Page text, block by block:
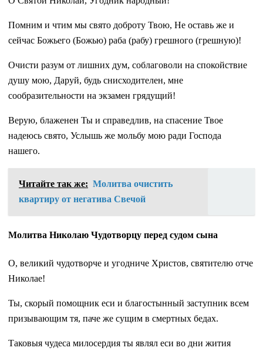
Помним и чтим мы свято доброту Твою, Не оставь же и
сейчас Божьего (Божью) раба (рабу) грешного (грешную)!
Очисти разум от лишних дум, соблаговоли на спокойствие
душу мою, Даруй, будь снисходителен, мне
сообразительности на экзамен грядущий!
Верую, блаженен Ты и справедлив, на спасение Твое
надеюсь свято, Услышь же мольбу мою ради Господа
нашего.
Читайте так же: Молитва очистить
квартиру от негатива Свечой
Молитва Николаю Чудотворцу перед судом сына
О, великий чудотворче и угодниче Христов, святителю отче
Николае!
Ты, скорый помощник еси и благостынный заступник всем
призывающим тя, паче же сущим в смертных бедах.
Таковыя чудеса милосердия ты являл еси во дни жития